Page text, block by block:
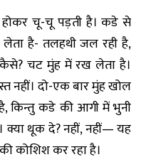
चू-चू पड़ती है। कडे से
है- तलहथी जल रही है,
चट मुंह में रख लेता है।
नहीं। दो-एक बार मुंह खोल
किन्तु कडे की आगी में भुनी
क्या थूक दे? नहीं, नहीं— यह
कोशिश कर रहा है।